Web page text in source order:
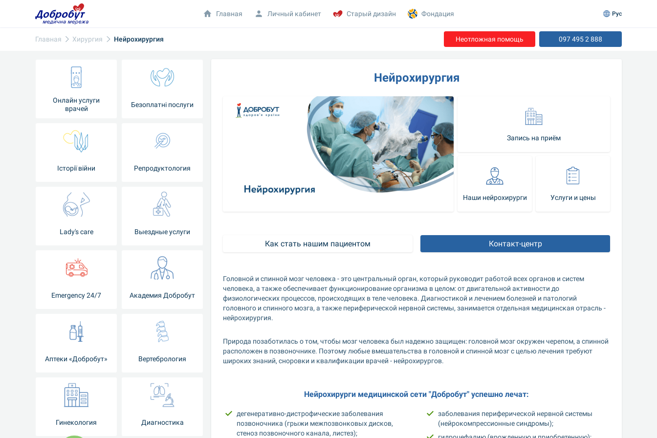
Главная Хирургия Нейрохирургия Неотложная помощь 097 495 2 888
Онлайн услуги
врачей
Безоплатні послуги
Iсторії війни Репродуктология
Lady's care Выездные услуги
Emergency 24/7 Академия Добробут
Аптеки «Добробут» Вертебрология
Гинекология Диагностика
Нейрохирургия
Запись на приём
Наши нейрохирурги Услуги и цены
Как стать нашим пациентом Контакт-центр
Головной и спинной мозг человека - это центральный орган, который руководит работой всех органов и систем
человека, а также обеспечивает функционирование организма в целом: от двигательной активности до
физиологических процессов, происходящих в теле человека. Диагностикой и лечением болезней и патологий
головного и спинного мозга, а также периферической нервной системы, занимается отдельная медицинская отрасль -
нейрохирургия.
Природа позаботилась о том, чтобы мозг человека был надежно защищен: головной мозг окружен черепом, а спинной
расположен в позвоночнике. Поэтому любые вмешательства в головной и спинной мозг с целью лечения требуют
широких знаний, сноровки и квалификации врачей - нейрохирургов.
Нейрохирурги медицинской сети "Добробут" успешно лечат:
дегенеративно-дистрофические заболевания
позвоночника (грыжи межпозвонковых дисков,
стеноз позвоночного канала, листез);
заболевания периферической нервной системы
(нейрокомпрессионные синдромы);
Главная Личный кабинет Старый дизайн Фондация Рус